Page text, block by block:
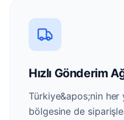
Hızlı Gönderim
Türkiye&apos;nin
bölgesine de